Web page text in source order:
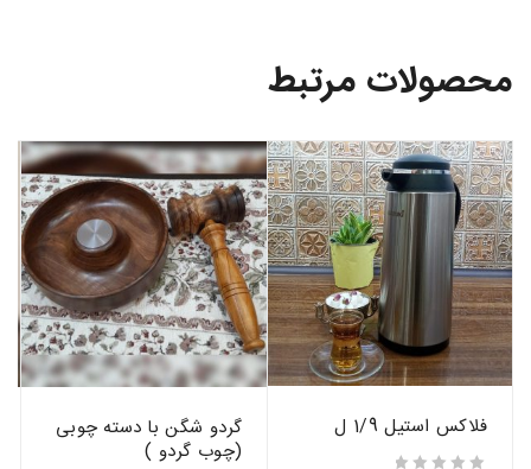
محصولات مرتبط
فلاکس استیل 1/9 ل
گردو شگن با دسته چوبی
(چوب گردو )